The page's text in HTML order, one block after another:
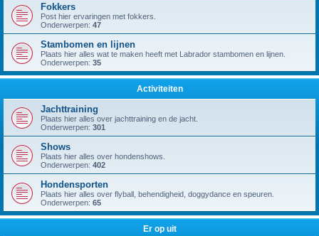
Fokkers
Post hier ervaringen met fokkers.
Onderwerpen: 47
Stambomen en lijnen
Plaats hier alles wat te maken heeft met Labrador stambomen en lijnen.
Onderwerpen: 35
Activiteiten
Jachttraining
Plaats hier alles over jachttraining en de jacht.
Onderwerpen: 301
Shows
Plaats hier alles over hondenshows.
Onderwerpen: 402
Hondensporten
Plaats hier alles over flyball, behendigheid, doggydance en speuren.
Onderwerpen: 65
Er op uit